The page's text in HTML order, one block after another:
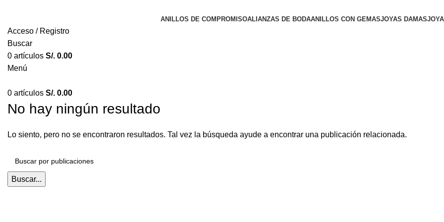
ANILLOS DE COMPROMISOALIANZAS DE BODAANILLOS CON GEMASJOYAS DAMAS
Acceso / Registro
Buscar
0 artículos S/. 0.00
Menú
0 artículos S/. 0.00
No hay ningún resultado
Lo siento, pero no se encontraron resultados. Tal vez la búsqueda ayude a encontrar una publicación relacionada.
Buscar...